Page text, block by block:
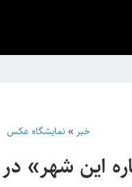
خبر » نمایشگاه عکس
این شهر»